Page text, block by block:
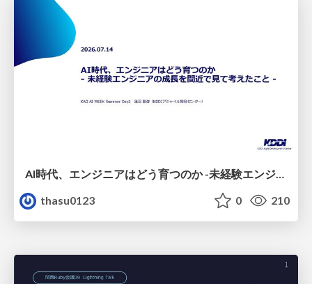
AI時代、エンジニアはどう育つのか -未経験エンジニアの成長を間近で見て考えたこと-
thasu0123
0 210